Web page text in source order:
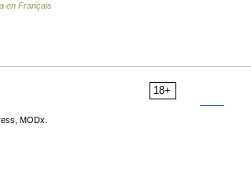
en Français
18+
MODx.